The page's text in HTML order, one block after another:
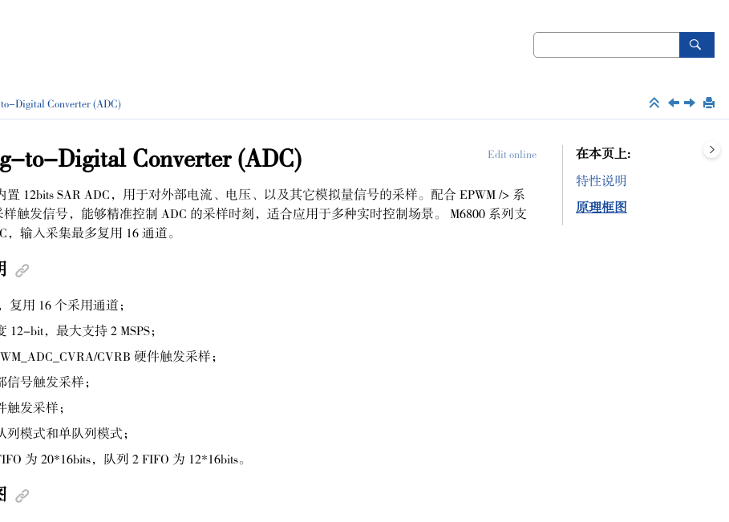
Digital Converter(ADC)
Edit online
to-Digital Converter(ADC)
置 12bits SAR ADC，用于对外部电流、电压、以及其它模拟量信号的采样。配合 EPWM /> 系
触发信号，能够精准控制 ADC 的采样时刻，适合应用于多种实时控制场景。 M6800 系列支
，输入采集最多复用 16 通道。
复用 16 个采用通道；
12-bit，最大支持 2 MSPS；
CVRB 硬件触发采样；
信号触发采样；
触发采样；
列模式和单队列模式；
为 20*16bits，队列 2 FIFO 为 12*16bits。
在本页上
特性说明
原理框图